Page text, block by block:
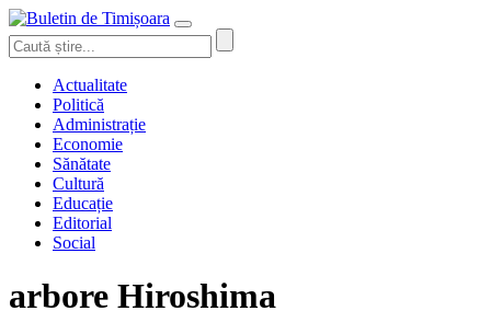
Actualitate
Politică
Administrație
Economie
Sănătate
Cultură
Educație
Editorial
Social
arbore Hiroshima